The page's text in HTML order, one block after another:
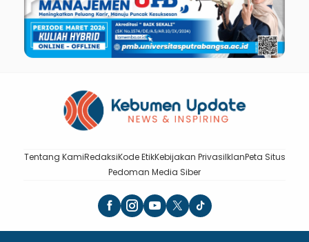
Tentang KamiRedaksiKode EtikKebijakan PrivasiIklanPeta Situs
Pedoman Media Siber